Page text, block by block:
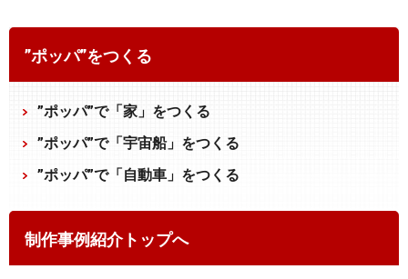
”ポッパ”をつくる
”ポッパ”で「家」をつくる
”ポッパ”で「宇宙船」をつくる
”ポッパ”で「自動車」をつくる
制作事例紹介トップへ